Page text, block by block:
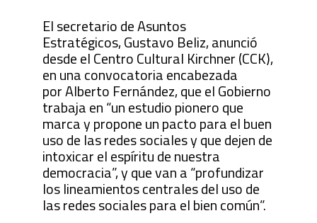
El secretario de Asuntos
Estratégicos, Gustavo Beliz, anunció
desde el Centro Cultural Kirchner (CCK),
en una convocatoria encabezada
por Alberto Fernández, que el Gobierno
trabaja en “un estudio pionero que
marca y propone un pacto para el buen
uso de las redes sociales y que dejen de
intoxicar el espíritu de nuestra
democracia”, y que van a “profundizar
los lineamientos centrales del uso de
las redes sociales para el bien común”.